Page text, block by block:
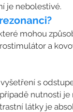
je nebolestivé.
mohou
a
s
nutnosti
látky je